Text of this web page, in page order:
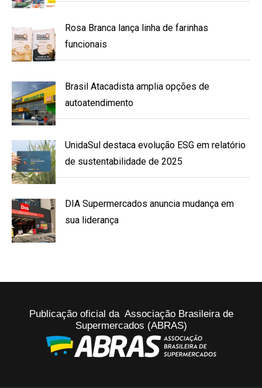
Rosa Branca lança linha de farinhas
funcionais
Brasil Atacadista amplia opções de
autoatendimento
UnidaSul destaca evolução ESG em relatório
de sustentabilidade de 2025
DIA Supermercados anuncia mudança em
sua liderança
Publicação oficial da Associação Brasileira de
Supermercados (ABRAS)